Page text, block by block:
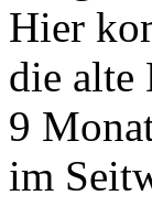
Hier
die alte
9
im